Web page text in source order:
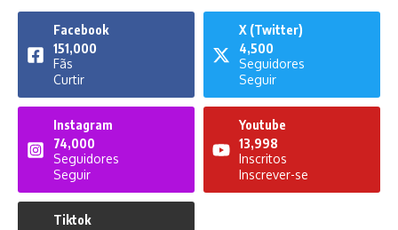
Facebook
151,000
Fãs
Curtir
X (Twitter)
4,500
Seguidores
Seguir
Instagram
74,000
Seguidores
Seguir
Youtube
13,998
Inscritos
Inscrever-se
Tiktok